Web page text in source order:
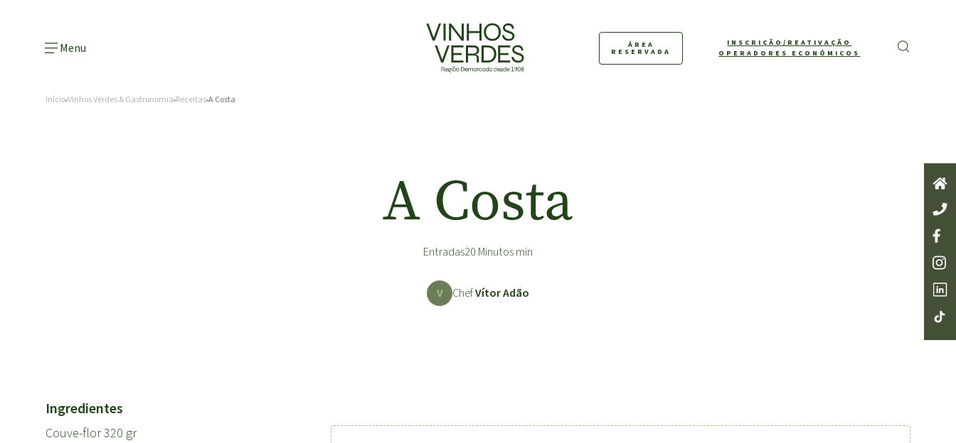
Menu ÁREA
RESERVADA
INSCRIÇÃO/REATIVAÇÃO
OPERADORES ECONÓMICOS
InícioVinhos Verdes & Gastronomia ReceitasA Costa
A Costa
Entradas20 Minutos min
V ChefVítor Adão
Ingredientes
Couve-flor 320 gr